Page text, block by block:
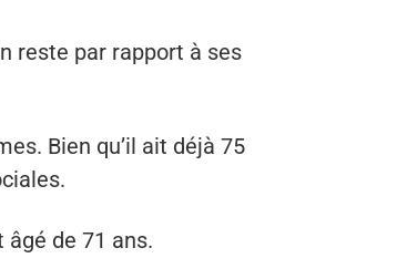
reste par rapport à ses
Bien qu’il ait déjà 75
de 71 ans.